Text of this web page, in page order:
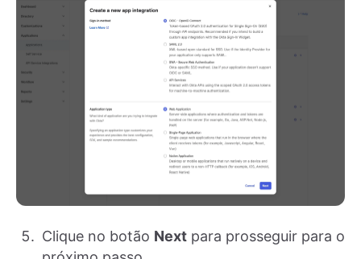
Clique no botão Next para prosseguir para o